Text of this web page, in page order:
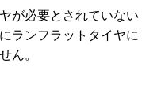
が必要とされていない
ランフラットタイヤに
ん。